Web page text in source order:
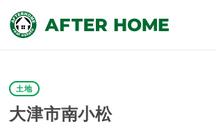
土地
大津市南小松